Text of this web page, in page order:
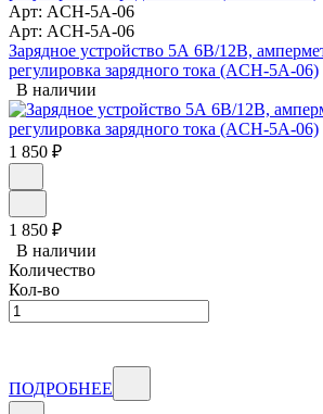
Арт: ACH-5A-06
Арт: ACH-5A-06
Зарядное устройство 5А 6В/12В,
регулировка зарядного тока (ACH-5A-06)
В наличии
1 850 ₽
1 850 ₽
В наличии
Количество
Кол-во
ПОДРОБНЕЕ